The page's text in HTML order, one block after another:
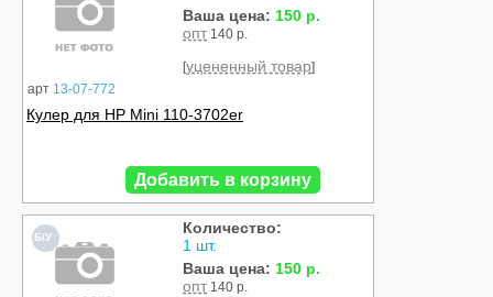
арт 13-07-772
Ваша цена: 150 р.
опт 140 р.
[уцененный товар]
Кулер для HP Mini 110-3702er
Добавить в корзину
Б/У
Количество:
1 шт.
Ваша цена: 150 р.
опт 140 р.